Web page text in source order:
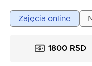
potrzeb. Razem
konwersacje,
Zajęcia online
1800 RSD